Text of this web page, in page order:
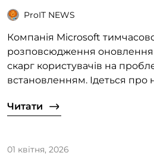
ProIT NEWS
Компанія Microsoft
розповсюдження оновлення
скарг користувачів на
встановленням. Ідеться про
Читати
01 квітня, 2026